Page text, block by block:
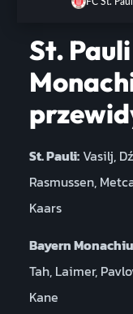
St.
St. Pauli:Vasilj,
Rasmussen,
Kaars
Bayern
Tah, Laimer,
Kane